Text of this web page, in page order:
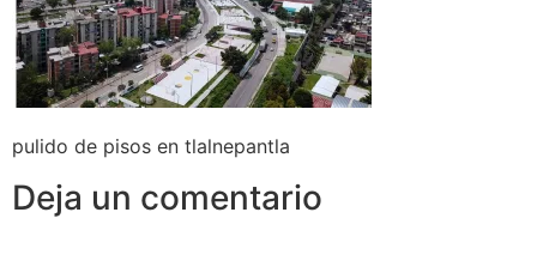
pulido de pisos en tlalnepantla
Deja un comentario